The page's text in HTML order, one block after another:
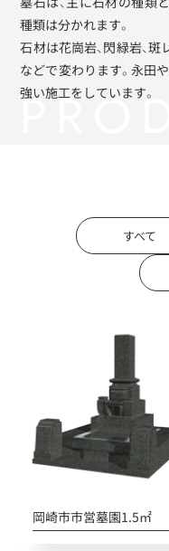
種類は分かれます。
石材は花崗岩、閃緑岩、
などで変わります。永田
強い施工をしています。
すべて
岡崎市市営墓園1.5㎡